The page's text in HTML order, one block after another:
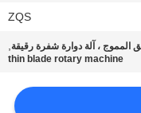
ZQS
المموج ، آلة دوارة شفرة رقيقة,
thin blade rotary machine